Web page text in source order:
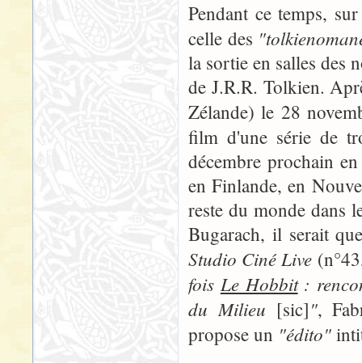
Pendant ce temps,
celle des
la sortie en salles des
de J.R.R. Tolkien.
Zélande) le 28
film d'une série de
décembre prochain
en Finlande, en
reste du monde dans
Bugarach, il serait
Studio Ciné Live
fois Le Hobbit:
du Milieu [sic]",
propose un "édito"